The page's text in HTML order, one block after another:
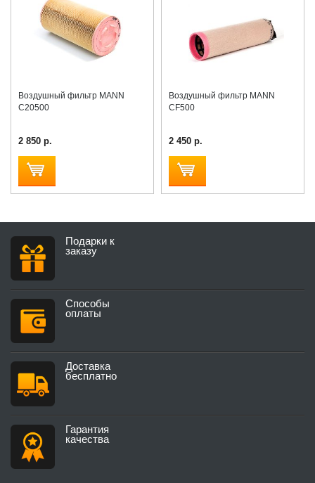
Воздушный фильтр MANN
C20500
2 850 р.
Воздушный фильтр MANN
CF500
2 450 р.
Подарки к
заказу
Способы
оплаты
Доставка
бесплатно
Гарантия
качества